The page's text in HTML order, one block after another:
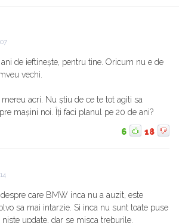
ani de ieftinește, pentru tine. Oricum nu e de
vechi.
acri. Nu știu de ce te tot agiti sa
mașini noi. Îți faci planul pe 20 de ani?
6 18
care BMW inca nu a auzit, este
sa mai intarzie. Si inca nu sunt toate puse
update, dar se misca treburile.